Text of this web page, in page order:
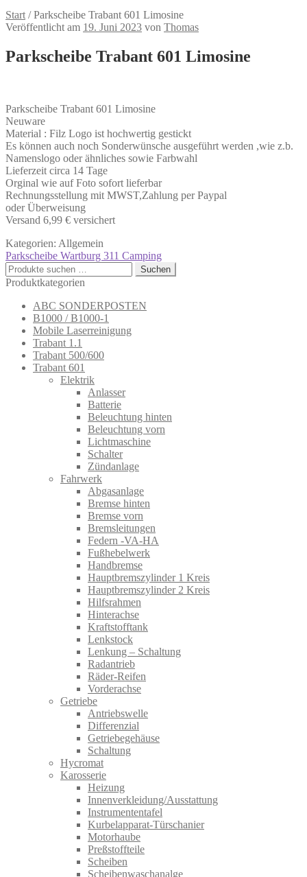
Start /Parkscheibe Trabant 601 Limosine
Veröffentlicht am 19. Juni 2023 von Thomas
Parkscheibe Trabant 601 Limosine
Parkscheibe Trabant 601 Limosine
Neuware
Material : Filz Logo ist hochwertig gestickt
Es können auch noch Sonderwünsche ausgeführt werden ,wie z.b.
Namenslogo oder ähnliches sowie Farbwahl
Lieferzeit circa 14 Tage
Orginal wie auf Foto sofort lieferbar
Rechnungsstellung mit MWST,Zahlung per Paypal
oder Überweisung
Versand 6,99 € versichert
Kategorien: Allgemein
Beitragsnavigation
Vorheriger
Beitrag:
Parkscheibe Wartburg 311 Camping
Suchen
nach:
Suchen
Produktkategorien
ABC SONDERPOSTEN
B1000 / B1000-1
Mobile Laserreinigung
Trabant 1.1
Trabant 500/600
Trabant 601
Elektrik
Anlasser
Batterie
Beleuchtung hinten
Beleuchtung vorn
Lichtmaschine
Schalter
Zündanlage
Fahrwerk
Abgasanlage
Bremse hinten
Bremse vorn
Bremsleitungen
Federn -VA-HA
Fußhebelwerk
Handbremse
Hauptbremszylinder 1 Kreis
Hauptbremszylinder 2 Kreis
Hilfsrahmen
Hinterachse
Kraftstofftank
Lenkstock
Lenkung – Schaltung
Radantrieb
Räder-Reifen
Vorderachse
Getriebe
Antriebswelle
Differenzial
Getriebegehäuse
Schaltung
Hycromat
Karosserie
Heizung
Innenverkleidung/Ausstattung
Instrumententafel
Kurbelapparat-Türschanier
Motorhaube
Preßstoffteile
Scheiben
Scheibenwaschanalge